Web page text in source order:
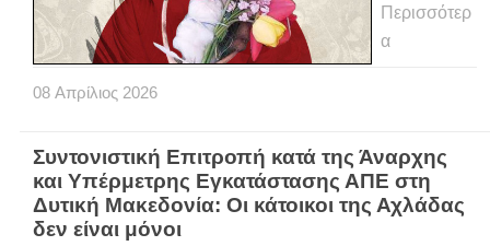
Περισσότερ
α
08 Απρίλιος 2026
Συντονιστική Επιτροπή κατά της Άναρχης
και Υπέρμετρης Εγκατάστασης ΑΠΕ στη
Δυτική Μακεδονία: Οι κάτοικοι της Αχλάδας
δεν είναι μόνοι